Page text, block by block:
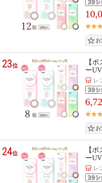
23位
【
ー
レ
24位
【
ー
レ